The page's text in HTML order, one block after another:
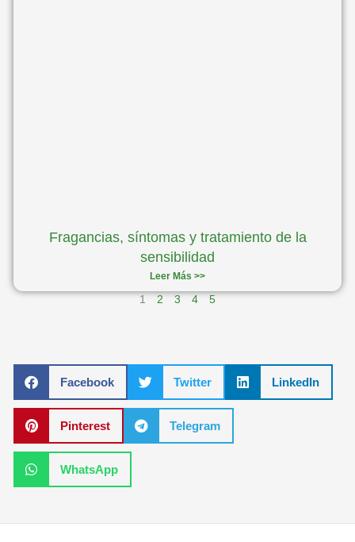
Fragancias, síntomas y tratamiento de la
sensibilidad
Leer Más >>
1 2 3 4 5
Facebook Twitter LinkedIn
Pinterest Telegram
WhatsApp